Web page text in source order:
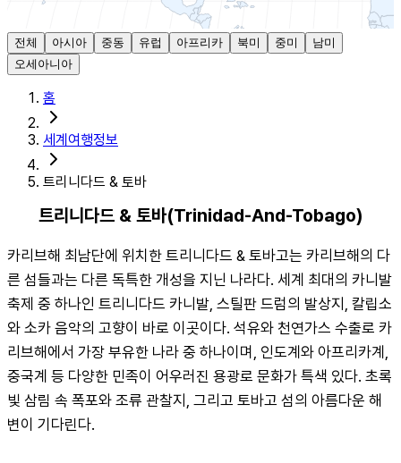
전체 아시아 중동 유럽 아프리카 북미 중미
남미
오세아니아
홈
세계여행정보
트리니다드 & 토바
트리니다드 & 토바(Trinidad-And-Tobago)
카리브해 최남단에 위치한 트리니다드 & 토바고는 카리브해의 다
른 섬들과는 다른 독특한 개성을 지닌 나라다. 세계 최대의 카니발
축제 중 하나인 트리니다드 카니발, 스틸판 드럼의 발상지, 칼립소
와 소카 음악의 고향이 바로 이곳이다. 석유와 천연가스 수출로 카
리브해에서 가장 부유한 나라 중 하나이며, 인도계와 아프리카계,
중국계 등 다양한 민족이 어우러진 용광로 문화가 특색 있다. 초록
빛 삼림 속 폭포와 조류 관찰지, 그리고 토바고 섬의 아름다운 해
변이 기다린다.